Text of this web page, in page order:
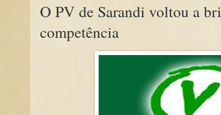
O PV de Sarandi voltou a
competência